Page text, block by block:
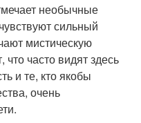
необычные
сильный
мистическую
часто видят здесь
и те, кто якобы
очень